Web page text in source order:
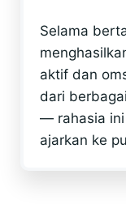
Selama
aktif dan
dari
— rahasia ini
ajarkan ke